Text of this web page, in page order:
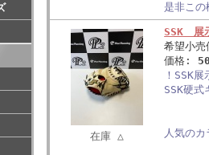
是非こ
在庫 △
SSK 展
希望小
価格:
！SSK
SSK硬式
人気の